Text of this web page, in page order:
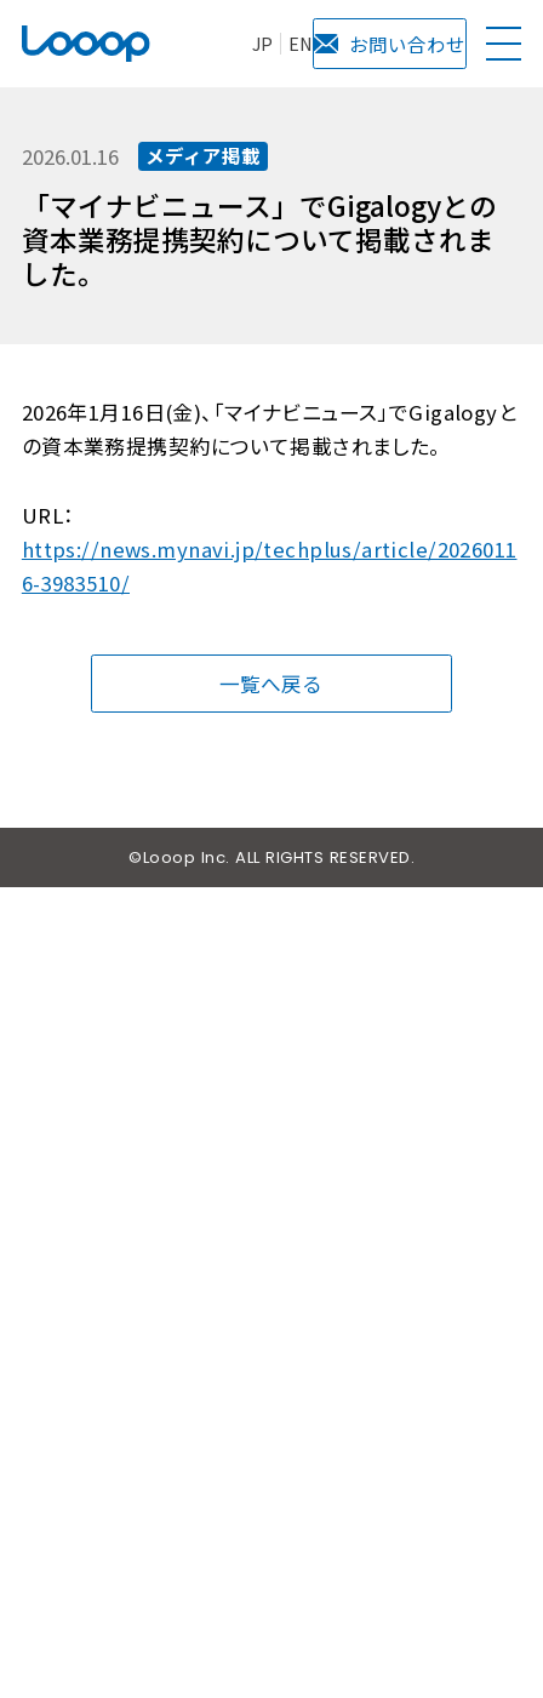
JP EN お問い合わせ
2026.01.16 メディア掲載
「マイナビニュース」でGigalogyとの
資本業務提携契約について掲載されま
した。
2026年1月16日(金)、「マイナビニュース」でGigalogyと
の資本業務提携契約について掲載されました。
URL：
https://news.mynavi.jp/techplus/article/2026011
6-3983510/
一覧へ戻る
©Looop Inc. ALL RIGHTS RESERVED.